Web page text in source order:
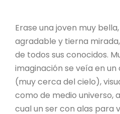
Erase una joven muy
agradable y tierna
de todos sus conocidos.
imaginación se veía en
(muy cerca del cielo),
como de medio universo,
cual un ser con alas para